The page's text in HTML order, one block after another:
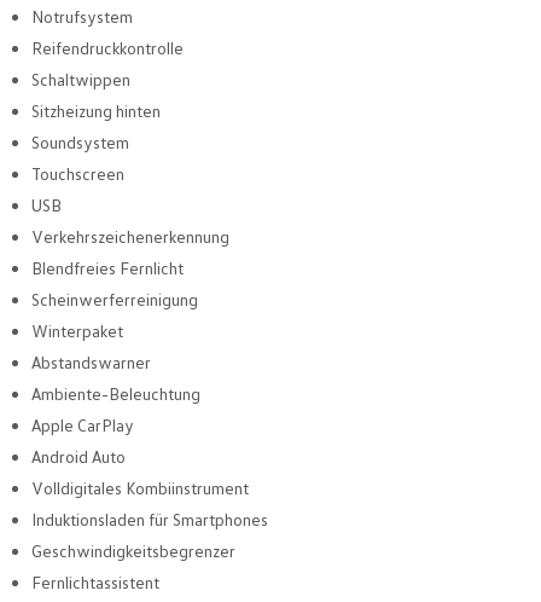
Notrufsystem
Reifendruckkontrolle
Schaltwippen
Sitzheizung hinten
Soundsystem
Touchscreen
USB
Verkehrszeichenerkennung
Blendfreies Fernlicht
Scheinwerferreinigung
Winterpaket
Abstandswarner
Ambiente-Beleuchtung
Apple CarPlay
Android Auto
Volldigitales Kombiinstrument
Induktionsladen für Smartphones
Geschwindigkeitsbegrenzer
Fernlichtassistent